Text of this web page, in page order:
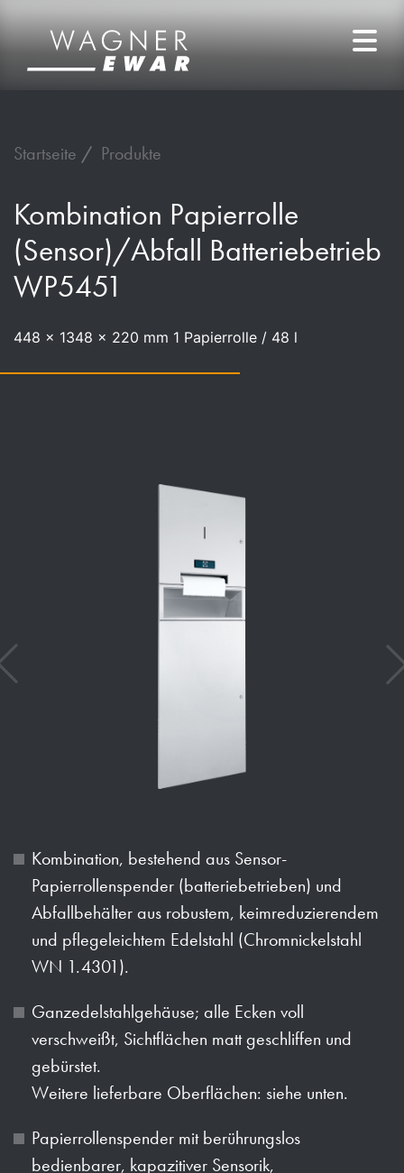
Startseite Produkte
Kombination Papierrolle
(Sensor)/Abfall Batteriebetrieb
WP5451
448 x 1348 x 220 mm 1 Papierrolle / 48 l
Kombination, bestehend aus Sensor-
Papierrollenspender (batteriebetrieben) und
Abfallbehälter aus robustem, keimreduzierendem
und pflegeleichtem Edelstahl (Chromnickelstahl
WN 1.4301).
Ganzedelstahlgehäuse; alle Ecken voll
verschweißt, Sichtflächen matt geschliffen und
gebürstet.
Weitere lieferbare Oberflächen: siehe unten.
Papierrollenspender mit berührungslos
bedienbarer, kapazitiver Sensorik,